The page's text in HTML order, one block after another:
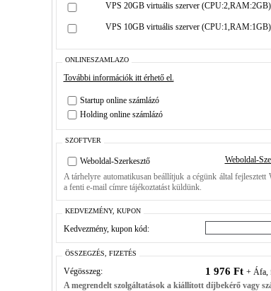
VPS 20GB virtuális szerver (CPU:2,RAM:2GB)
VPS 10GB virtuális szerver (CPU:1,RAM:1GB)
ONLINESZAMLAZO
További információk itt érhető el.
Startup online számlázó
Holding online számlázó
SZOFTVER
Weboldal-Szerkesztő
Weboldal-
A tárhelyre automatikusan beállítjuk a cégünk által
a fenti e-mail címre tájékoztatást küldünk.
KEDVEZMÉNY, KUPON
Kedvezmény, kupon kód:
ÖSSZEGZÉS, FIZETÉS
Végösszeg: 1 976 Ft + Áfa,
A megrendelt szolgáltatások a kiállított díjbekérő vagy